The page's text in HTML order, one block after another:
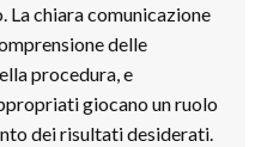
La chiara comunicazione
delle
procedura, e
giocano un ruolo
dei risultati desiderati.